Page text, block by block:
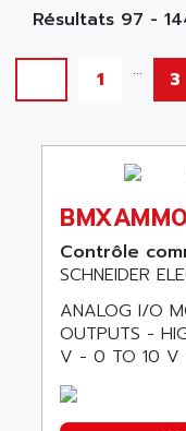
Résultats 97 -
1 ... 3
Contrôle
SCHNEIDER
ANALOG I/O
OUTPUTS -
V - 0 TO 10 V